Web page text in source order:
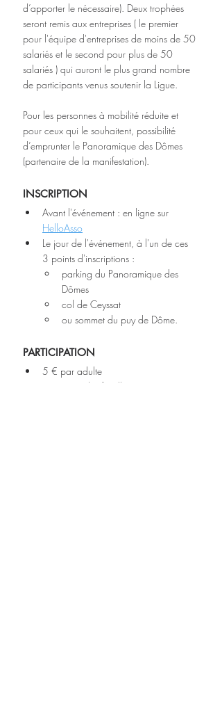
d’apporter le nécessaire). Deux trophées
seront remis aux entreprises ( le premier
pour l'équipe d'entreprises de moins de 50
salariés et le second pour plus de 50
salariés ) qui auront le plus grand nombre
de participants venus soutenir la Ligue.
Pour les personnes à mobilité réduite et
pour ceux qui le souhaitent, possibilité
d’emprunter le Panoramique des Dômes
(partenaire de la manifestation).
INSCRIPTION
Avant l'événement : en ligne sur
HelloAsso
Le jour de l'événement, à l'un de ces
3 points d'inscriptions :
parking du Panoramique des
Dômes
col de Ceyssat
ou sommet du puy de Dôme.
PARTICIPATION
5 € par adulte
15 € pour les familles